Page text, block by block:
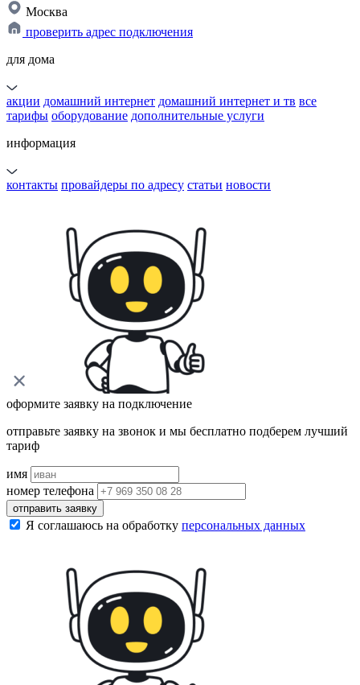
Москва
проверить адрес подключения
для дома
акции домашний интернет домашний интернет и тв все
тарифы оборудование дополнительные услуги
информация
контакты провайдеры по адресу статьи новости
оформите заявку на подключение
отправьте заявку на звонок и мы бесплатно подберем лучший
тариф
имя
номер телефона
отправить заявку
Я соглашаюсь на обработку персональных данных